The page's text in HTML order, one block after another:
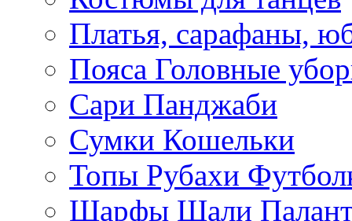
Платья, сарафаны,
Пояса Головные
Сари Панджаби
Сумки Кошельки
Топы Рубахи
Шарфы Шали